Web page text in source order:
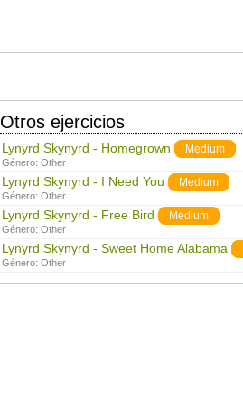
Otros ejercicios
Lynyrd Skynyrd - Homegrown Medium
Género: Other
Lynyrd Skynyrd - I Need You Medium
Género: Other
Lynyrd Skynyrd - Free Bird Medium
Género: Other
Lynyrd Skynyrd - Sweet Home Alabama
Género: Other